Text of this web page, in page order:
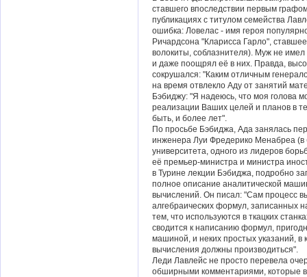
ставшего впоследствии первым
публикациях с титулом семейства
ошибка: Ловелас - имя героя
Ричардсона "Кларисса Гарло",
волокиты, соблазнителя). Муж не имел
и даже поощрял её в них. Правда,
сокрушался: "Каким отличным
на время отвлекло Аду от занятий
Бэбиджу: "Я надеюсь, что моя голова
реализации Ваших целей и планов в
быть, и более лет".
По просьбе Бэбиджа, Ада занялась
инженера Луи Фредерико Менабреа (в
университета, одного из лидеров
её премьер-министра и министра
в Турине лекции Бэбиджа, подробно
полное описание аналитической
вычислений. Он писал: "Сам процесс
алгебраических формул, записанных
тем, что используются в ткацких
сводится к написанию формул,
машиной, и неких простых указаний, в
вычисления должны производиться".
Леди Лавлейс не просто перевела
обширными комментариями, которые